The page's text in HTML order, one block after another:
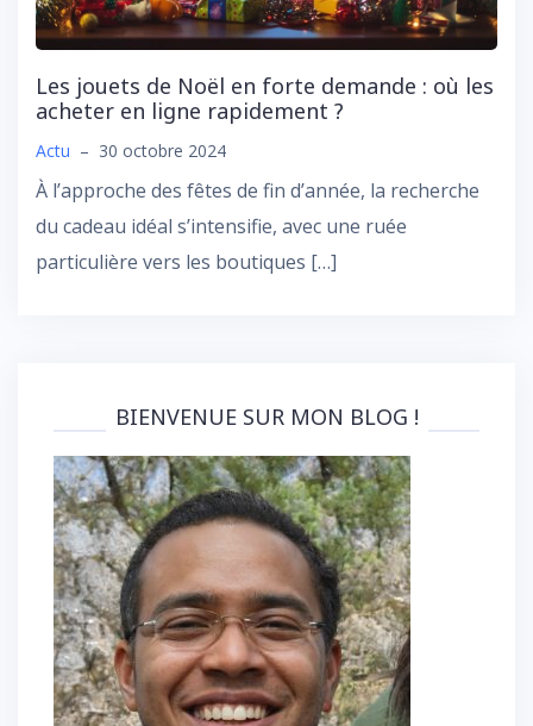
Les jouets de Noël en forte demande : où les
acheter en ligne rapidement ?
Actu – 30 octobre 2024
À l’approche des fêtes de fin d’année, la recherche
du cadeau idéal s’intensifie, avec une ruée
particulière vers les boutiques […]
BIENVENUE SUR MON BLOG !